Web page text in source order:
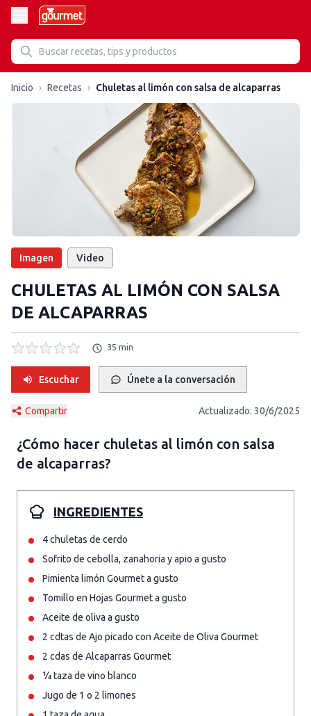
Inicio › Recetas › Chuletas al limón con salsa de alcaparras
Imagen Video
CHULETAS AL LIMÓN CON SALSA
DE ALCAPARRAS
35 min
Escuchar Únete a la conversación
Compartir Actualizado: 30/6/2025
¿Cómo hacer chuletas al limón con salsa
de alcaparras?
INGREDIENTES
4 chuletas de cerdo
Sofrito de cebolla, zanahoria y apio a gusto
Pimienta limón Gourmet a gusto
Tomillo en Hojas Gourmet a gusto
Aceite de oliva a gusto
2 cdtas de Ajo picado con Aceite de Oliva Gourmet
2 cdas de Alcaparras Gourmet
¼ taza de vino blanco
Jugo de 1 o 2 limones